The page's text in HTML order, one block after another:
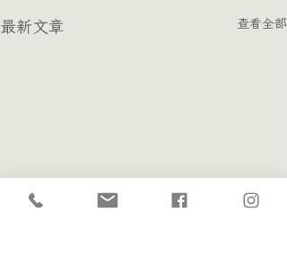
最新文章 查看全部